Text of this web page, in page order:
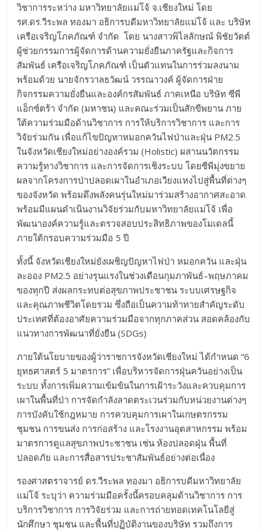
วิชาการระหว่าง มหาวิทยาลัยแม่โจ้ จ.เชียงใหม่ โดย
รศ.ดร.วีระพล ทองมา อธิการบดีมหาวิทยาลัยแม่โจ้ และ บริษัท
เครือเจริญโภคภัณฑ์ จำกัด โดย นางสาวพิไลลักษณ์ พิชัยวัตต์
ผู้ช่วยกรรมการผู้จัดการด้านความยั่งยืนภาครัฐและกิจการ
สัมพันธ์ เครือเจริญโภคภัณฑ์ เป็นตัวแทนในการร่วมลงนาม
พร้อมด้วย นายจักรวาลธวัฒน์ วรรณาวงค์ ผู้จัดการฝ่าย
กิจกรรมความยั่งยืนและองค์กรสัมพันธ์ ภาคเหนือ บริษัท ซีพี
แอ็กซ์ตร้า จำกัด (มหาชน) และคณะร่วมเป็นสักขีพยาน ภาย
ใต้ความร่วมมือด้านวิชาการ การให้บริการวิชาการ และการ
วิจัยร่วมกัน เพื่อแก้ไขปัญหาหมอกควันไฟป่าและฝุ่น PM2.5
ในจังหวัดเชียงใหม่อย่างองค์รวม (Holistic) ผสานนวัตกรรม
ความรู้ทางวิชาการ และการจัดการเชิงระบบ โดยซีพีมุ่งขยาย
ผลจากโครงการป่าปลอดเผาในอำเภอเวียงแหงไปสู่พื้นที่ต่างๆ
ของจังหวัด พร้อมดึงพลังคนรุ่นใหม่มาร่วมสร้างอากาศสะอาด
พร้อมมีแผนดำเนินงานวิจัยร่วมกับมหาวิทยาลัยแม่โจ้ เพื่อ
พัฒนาองค์ความรู้และตรวจสอบประสิทธิภาพของโมเดลนี้
ภายใต้กรอบความร่วมมือ 5 ปี
ทั้งนี้ จังหวัดเชียงใหม่ยังเผชิญปัญหาไฟป่า หมอกควัน และฝุ่น
ละออง PM2.5 อย่างรุนแรงในช่วงเดือนกุมภาพันธ์–พฤษภาคม
ของทุกปี ส่งผลกระทบต่อสุขภาพประชาชน ระบบเศรษฐกิจ
และคุณภาพชีวิตโดยรวม ซึ่งถือเป็นความท้าทายสำคัญระดับ
ประเทศที่ต้องอาศัยความร่วมมือจากทุกภาคส่วน สอดคล้องกับ
แนวทางการพัฒนาที่ยั่งยืน (SDGs)
ภายใต้นโยบายของผู้ว่าราชการจังหวัดเชียงใหม่ ได้กำหนด “6
ยุทธศาสตร์ 5 มาตรการ” เพื่อบริหารจัดการฝุ่นควันอย่างเป็น
ระบบ ทั้งการเพิ่มความเข้มข้นในการเฝ้าระวังและควบคุมการ
เผาในพื้นที่ป่า การจัดกำลังลาดตระเวนร่วมกับหน่วยงานต่างๆ
การบังคับใช้กฎหมาย การควบคุมการเผาในเกษตรกรรม
ชุมชน การขนส่ง การก่อสร้าง และโรงงานอุตสาหกรรม พร้อม
มาตรการดูแลสุขภาพประชาชน เช่น ห้องปลอดฝุ่น พื้นที่
ปลอดภัย และการสื่อสารประชาสัมพันธ์อย่างต่อเนื่อง
รองศาสตราจารย์ ดร.วีระพล ทองมา อธิการบดีมหาวิทยาลัย
แม่โจ้ ระบุว่า ความร่วมมือครั้งนี้ครอบคลุมด้านวิชาการ การ
บริการวิชาการ การวิจัยร่วม และการถ่ายทอดเทคโนโลยีสู่
นักศึกษา ชุมชน และพื้นที่ปฏิบัติงานของบริษัท รวมถึงการ